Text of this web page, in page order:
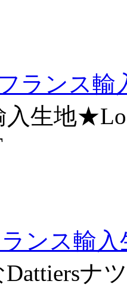
フランス輸
生地
ンス輸
ナ